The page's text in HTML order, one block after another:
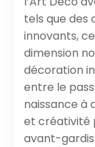
tels que des
innovants,
dimension
décoration
entre le
naissance à
et créativité
avant-